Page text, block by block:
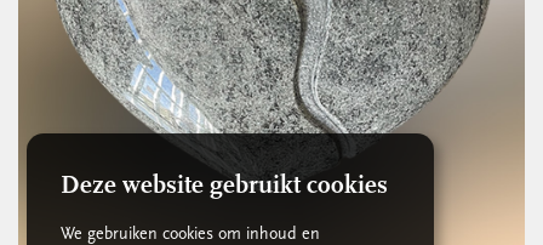
Deze website gebruikt cookies
We gebruiken cookies om inhoud en